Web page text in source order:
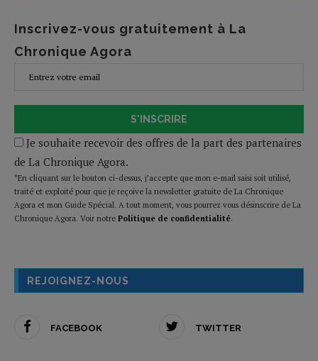
Inscrivez-vous gratuitement à La
Chronique Agora
S'INSCRIRE
Je souhaite recevoir des offres de la part des partenaires
de La Chronique Agora.
*En cliquant sur le bouton ci-dessus, j’accepte que mon e-mail saisi soit utilisé,
traité et exploité pour que je reçoive la newsletter gratuite de La Chronique
Agora et mon Guide Spécial. A tout moment, vous pourrez vous désinscrire de La
Chronique Agora. Voir notre Politique de confidentialité.
REJOIGNEZ-NOUS
FACEBOOK TWITTER